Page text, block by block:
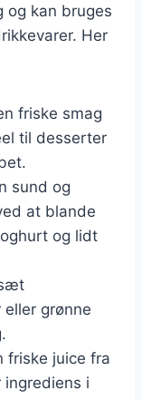
og kan bruges
Her
friske smag
til desserter
sund og
at blande
og lidt
grønne
friske juice fra
i